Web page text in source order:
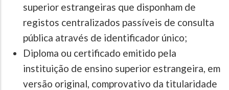
superior estrangeiras que disponham de
registos centralizados passíveis de consulta
pública através de identificador único;
Diploma ou certificado emitido pela
instituição de ensino superior estrangeira, em
versão original, comprovativo da titularidade